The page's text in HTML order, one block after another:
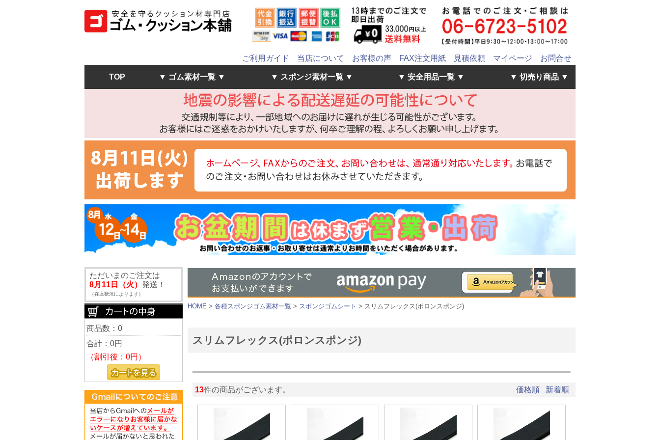
ご利用ガイド 当店について お客様の声 FAX注文用紙 見積依頼 マイページ お問合せ
TOP ▼ ゴム素材一覧 ▼ ▼ スポンジ素材一覧 ▼ ▼ 安全用品一覧 ▼ ▼ 切売り商品 ▼
ただいまのご注文は
8月11日（火） 発送！
（在庫状況によります）
商品数：0
合計： 0円
（割引後：0円）
HOME > 各種スポンジゴム素材一覧 > スポンジゴムシート > スリムフレックス(ポロンスポンジ)
スリムフレックス(ポロンスポンジ)
13件の商品がございます。 価格順 新着順